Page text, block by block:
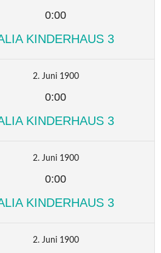
0:00
KINDERHAUS 3
2. Juni 1900
0:00
KINDERHAUS 3
2. Juni 1900
0:00
KINDERHAUS 3
2. Juni 1900